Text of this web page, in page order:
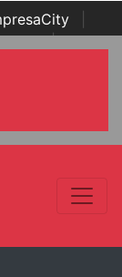
| Italian